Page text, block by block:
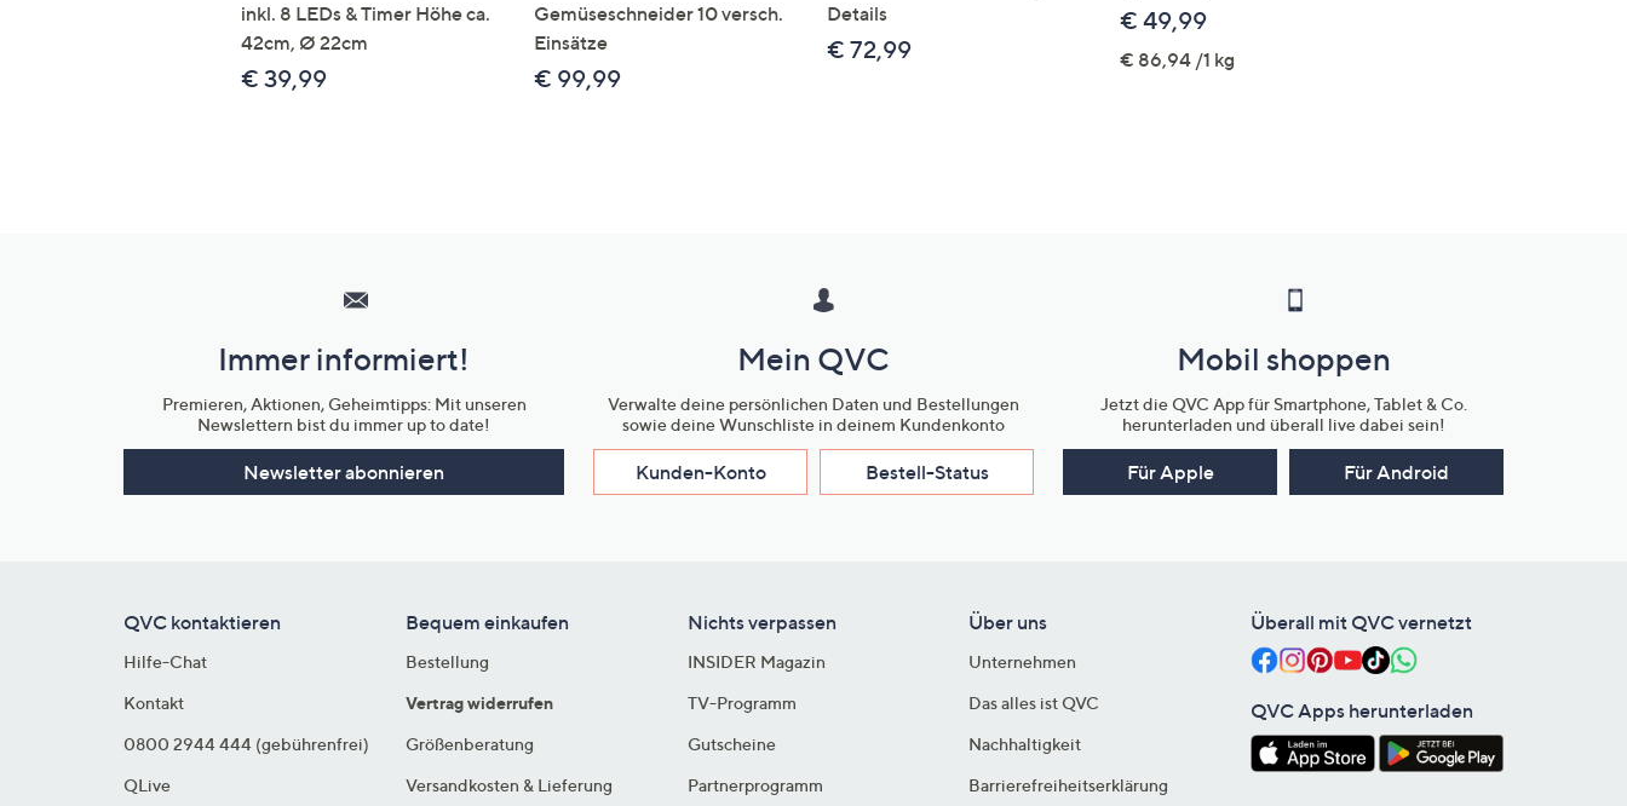
inkl. 8 LEDs & Timer Höhe ca.
42cm, Ø 22cm
€ 39,99
Gemüseschneider 10 versch.
Einsätze
€ 99,99
Details
€ 72,99
€ 49,99
€ 86,94 /1 kg
Unternehmensinformationen
Immer informiert!
Premieren, Aktionen, Geheimtipps: Mit unseren
Newslettern bist du immer up to date!
Newsletter abonnieren
Mein QVC
Verwalte deine persönlichen Daten und Bestellungen
sowie deine Wunschliste in deinem Kundenkonto
Kunden-Konto Bestell-Status
Mobil shoppen
Jetzt die QVC App für Smartphone, Tablet & Co.
herunterladen und überall live dabei sein!
Für Apple Für Android
QVC kontaktieren
Hilfe-Chat
Kontakt
0800 2944 444 (gebührenfrei)
QLive
Bequem einkaufen
Bestellung
Vertrag widerrufen
Größenberatung
Versandkosten & Lieferung
Nichts verpassen
INSIDER Magazin
TV-Programm
Gutscheine
Partnerprogramm
Über uns
Unternehmen
Das alles ist QVC
Nachhaltigkeit
Barrierefreiheitserklärung
Überall mit QVC vernetzt
QVC Apps herunterladen